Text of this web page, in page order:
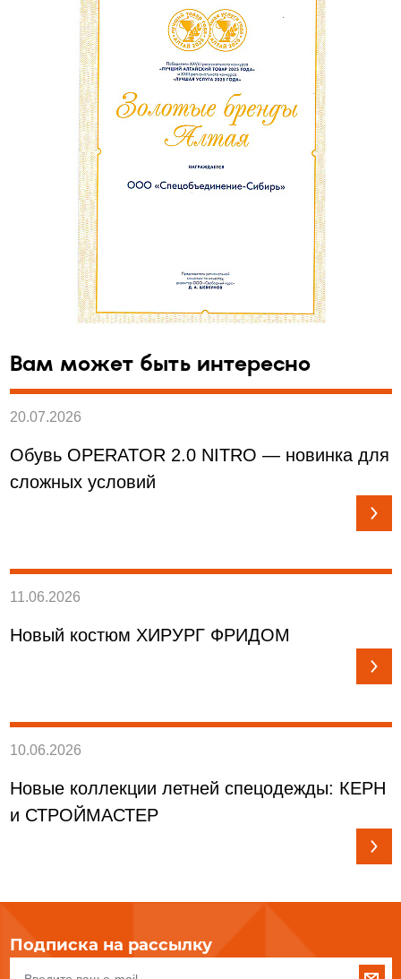
Вам может быть интересно
20.07.2026
Обувь OPERATOR 2.0 NITRO — новинка для
сложных условий
11.06.2026
Новый костюм ХИРУРГ ФРИДОМ
10.06.2026
Новые коллекции летней спецодежды: КЕРН
и СТРОЙМАСТЕР
Подписка на рассылку